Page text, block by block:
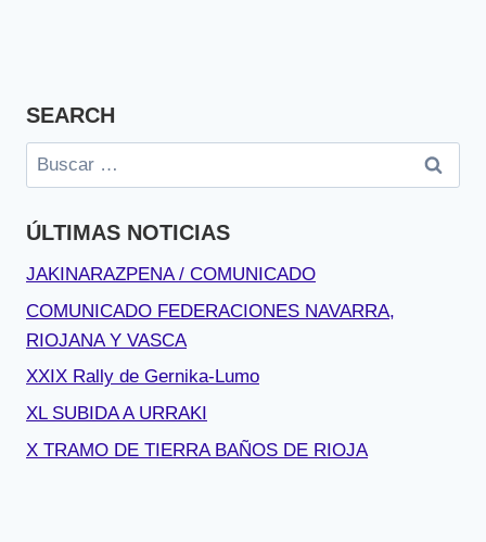
SEARCH
Buscar:
ÚLTIMAS NOTICIAS
JAKINARAZPENA / COMUNICADO
COMUNICADO FEDERACIONES NAVARRA,
RIOJANA Y VASCA
XXIX Rally de Gernika-Lumo
XL SUBIDA A URRAKI
X TRAMO DE TIERRA BAÑOS DE RIOJA